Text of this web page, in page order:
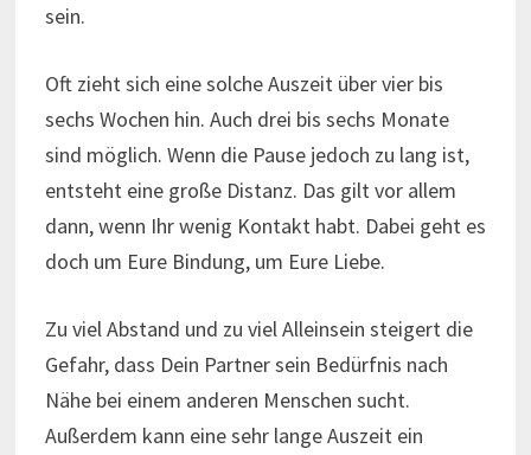
sein.
Oft zieht sich eine solche Auszeit über vier bis
sechs Wochen hin. Auch drei bis sechs Monate
sind möglich. Wenn die Pause jedoch zu lang ist,
entsteht eine große Distanz. Das gilt vor allem
dann, wenn Ihr wenig Kontakt habt. Dabei geht es
doch um Eure Bindung, um Eure Liebe.
Zu viel Abstand und zu viel Alleinsein steigert die
Gefahr, dass Dein Partner sein Bedürfnis nach
Nähe bei einem anderen Menschen sucht.
Außerdem kann eine sehr lange Auszeit ein